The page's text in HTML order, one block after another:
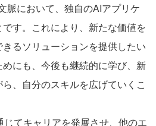
脈において、独自のAIアプリケ
す。これにより、新たな価値を
るソリューションを提供したい
にも、今後も継続的に学び、新
、自分のスキルを広げていくこ
てキャリアを発展させ、他のエ